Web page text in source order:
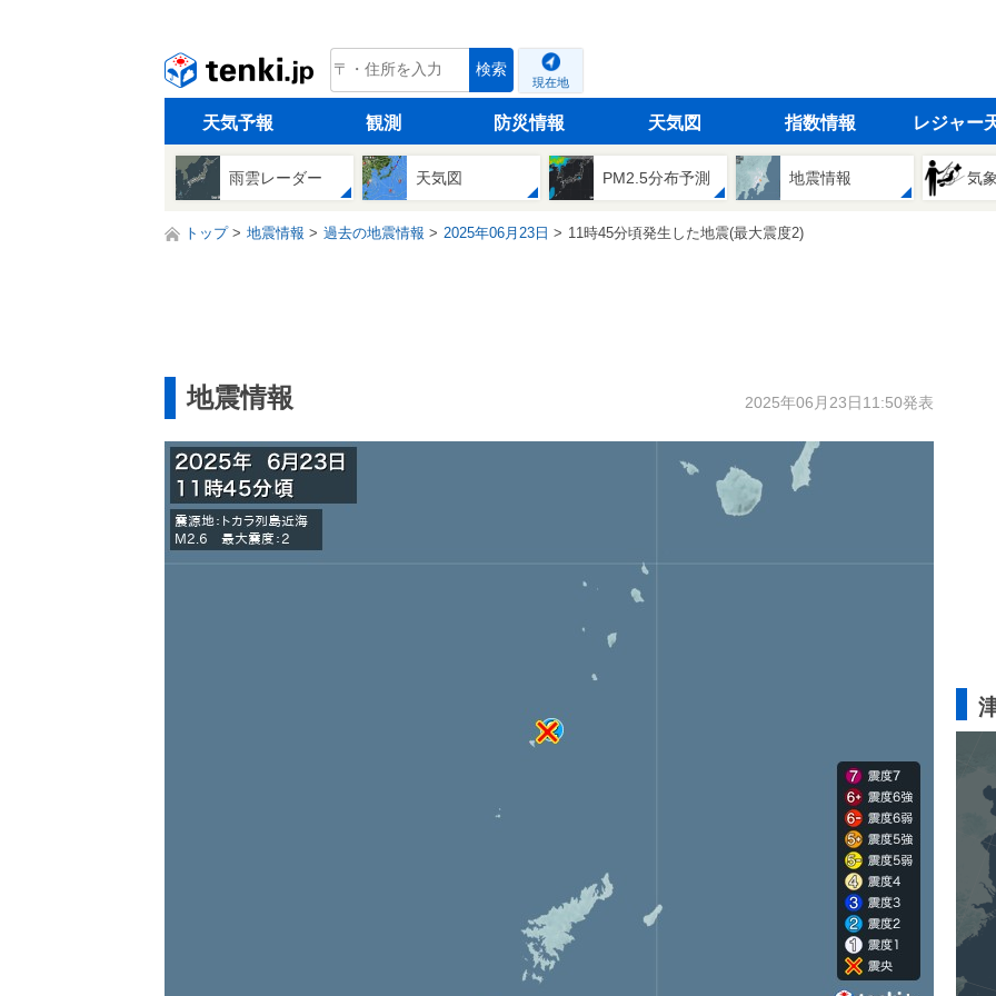
tenki.jp 検索
現在地
天気予報 観測 防災情報 天気図 指数情報 レジャー
雨雲レーダー 天気図 PM2.5分布予測 地震情報 気
トップ 地震情報 過去の地震情報 2025年06月23日 11時45分頃発生した地震(最大震度2)
地震情報 2025年06月23日11:50発表